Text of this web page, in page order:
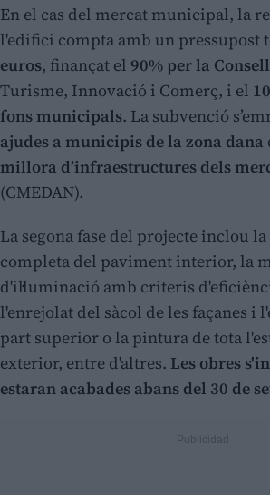
En el cas del mercat municipal, la
l'edifici compta amb un pressupost
euros, finançat el 90% per la
Turisme, Innovació i Comerç, i el
fons municipals. La subvenció
ajudes a municipis de la zona dana
millora d’infraestructures dels
(CMEDAN).
La segona fase del projecte inclou
completa del paviment interior, la
d'il·luminació amb criteris
l'enrejolat del sàcol de les façanes i
part superior o la pintura de tota
exterior, entre d'altres. Les obres
estaran acabades abans del 30 de